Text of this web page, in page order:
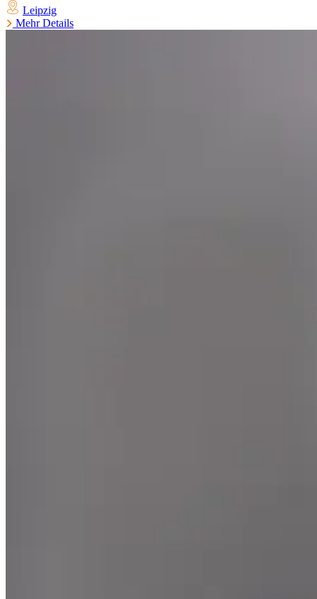
Leipzig
Mehr Details